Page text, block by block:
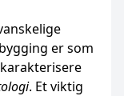
er som
. Et viktig